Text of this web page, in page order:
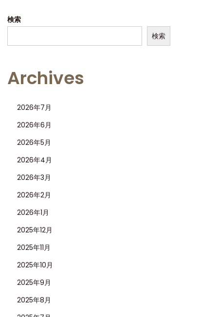
検索
検索
Archives
2026年7月
2026年6月
2026年5月
2026年4月
2026年3月
2026年2月
2026年1月
2025年12月
2025年11月
2025年10月
2025年9月
2025年8月